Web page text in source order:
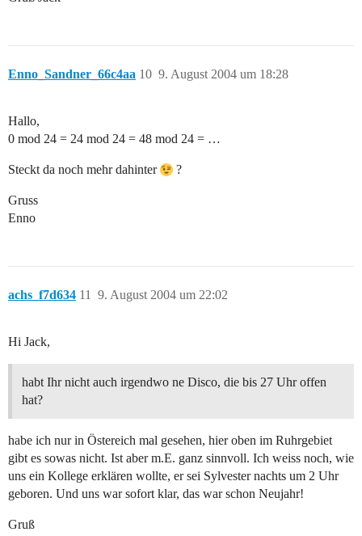
Enno_Sandner_66c4aa 9. August 2004 um 18:28
10
Hallo,
0 mod 24 = 24 mod 24 = 48 mod 24 = …
Steckt da noch mehr dahinter ?
Gruss
Enno
achs_f7d634 9. August 2004 um 22:02
11
Hi Jack,
habt Ihr nicht auch irgendwo ne Disco, die bis 27 Uhr offen
hat?
habe ich nur in Östereich mal gesehen, hier oben im Ruhrgebiet
gibt es sowas nicht. Ist aber m.E. ganz sinnvoll. Ich weiss noch, wie
uns ein Kollege erklären wollte, er sei Sylvester nachts um 2 Uhr
geboren. Und uns war sofort klar, das war schon Neujahr!
Gruß